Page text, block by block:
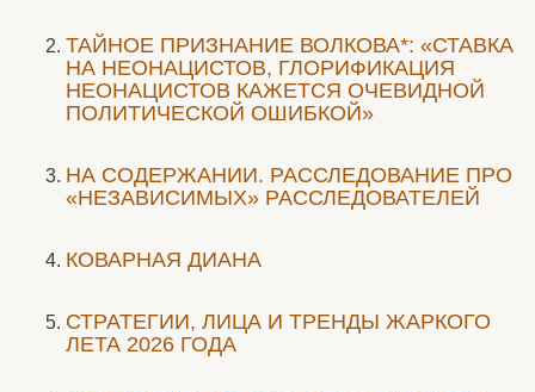
ТАЙНОЕ ПРИЗНАНИЕ ВОЛКОВА*: «СТАВКА
НА НЕОНАЦИСТОВ, ГЛОРИФИКАЦИЯ
НЕОНАЦИСТОВ КАЖЕТСЯ ОЧЕВИДНОЙ
ПОЛИТИЧЕСКОЙ ОШИБКОЙ»
НА СОДЕРЖАНИИ. РАССЛЕДОВАНИЕ ПРО
«НЕЗАВИСИМЫХ» РАССЛЕДОВАТЕЛЕЙ
КОВАРНАЯ ДИАНА
СТРАТЕГИИ, ЛИЦА И ТРЕНДЫ ЖАРКОГО
ЛЕТА 2026 ГОДА